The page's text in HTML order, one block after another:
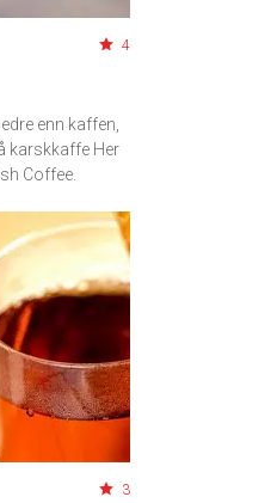
4
enn kaffen,
karskkaffe Her
Coffee.
3